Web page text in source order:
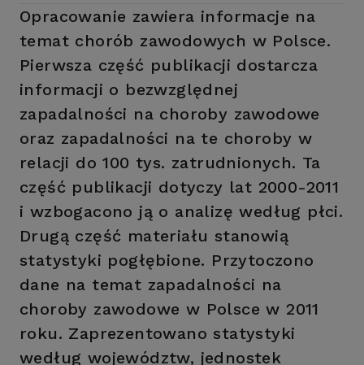
Opracowanie zawiera informacje na
temat chorób zawodowych w Polsce.
Pierwsza część publikacji dostarcza
informacji o bezwzględnej
zapadalności na choroby zawodowe
oraz zapadalności na te choroby w
relacji do 100 tys. zatrudnionych. Ta
część publikacji dotyczy lat 2000-2011
i wzbogacono ją o analizę według płci.
Drugą część materiału stanowią
statystyki pogłębione. Przytoczono
dane na temat zapadalności na
choroby zawodowe w Polsce w 2011
roku. Zaprezentowano statystyki
według województw, jednostek